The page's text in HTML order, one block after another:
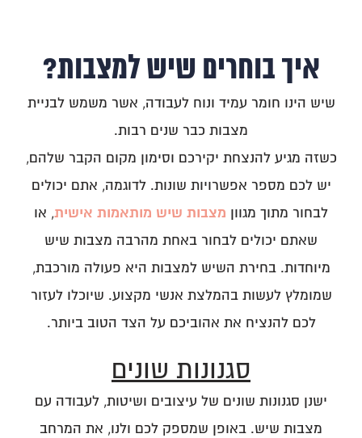
איך בוחרים שיש למצבות?
שיש הינו חומר עמיד ונוח לעבודה, אשר משמש לבניית
מצבות כבר שנים רבות.
כשזה מגיע להנצחת יקירכם וסימון מקום הקבר שלהם,
יש לכם מספר אפשרויות שונות. לדוגמה, אתם יכולים
לבחור מתוך מגוון מצבות שיש מותאמות אישית, או
שאתם יכולים לבחור באחת מהרבה מצבות שיש
מיוחדות. בחירת השיש למצבות היא פעולה מורכבת,
שמומלץ לעשות בהמלצת אנשי מקצוע. שיוכלו לעזור
לכם להנציח את אהוביכם על הצד הטוב ביותר.
סגנונות שונים
ישנן סגנונות שונים של עיצובים ושיטות, לעבודה עם
מצבות שיש. באופן שמספק לכם ולנו, את המרחב